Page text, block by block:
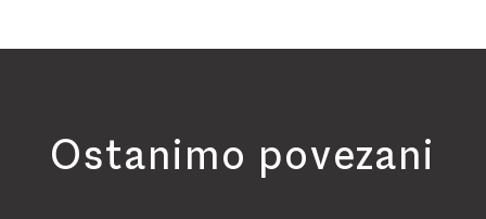
Ostanimo povezani